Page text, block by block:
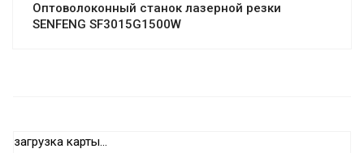
Оптоволоконный станок лазерной резки
SENFENG SF3015G1500W
загрузка карты...